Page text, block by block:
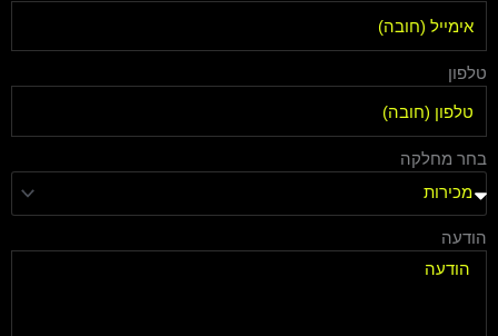
טלפון
בחר מחלקה
הודעה